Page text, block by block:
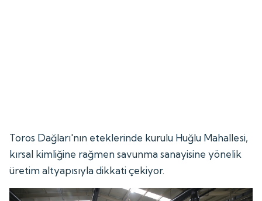
Toros Dağları'nın eteklerinde kurulu Huğlu Mahallesi,
kırsal kimliğine rağmen savunma sanayisine yönelik
üretim altyapısıyla dikkati çekiyor.